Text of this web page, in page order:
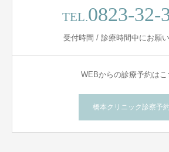
TEL.0823-32-
受付時間 / 診療時間中にお願い
WEBからの診療予約はこ
橋本クリニック診察予約